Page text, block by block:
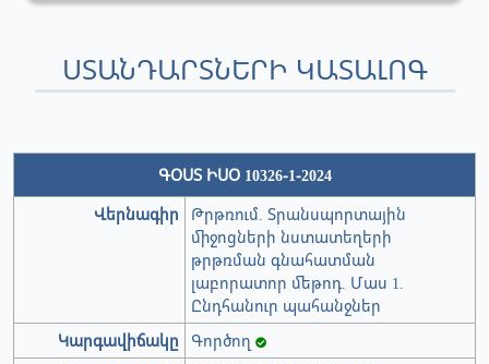
ՍՏԱՆԴԱՐՏՆԵՐԻ ԿԱՏԱԼՈԳ
ԳՕՍՏ ԻՍՕ 10326-1-2024
Վերնագիր
Թրթռում. Տրանսպորտային
միջոցների նստատեղերի
թրթռման գնահատման
լաբորատոր մեթոդ. Մաս 1.
Ընդհանուր պահանջներ
Կարգավիճակը
Գործող